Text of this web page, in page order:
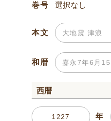
巻号
本文
和暦
西暦
年